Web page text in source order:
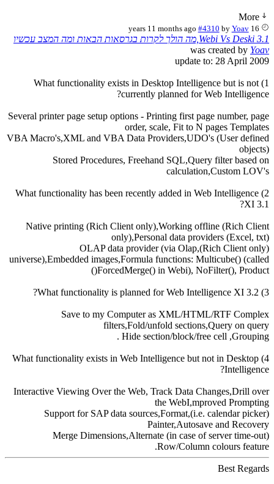
More
16 years 11 months ago
#4310 by Yoav
Webi Vs Deski 3.1,מה הולך לקרות בגרסאות הבאות ומה המצב עכשיו
was created by Yoav
update to: 28 April 2009
1) What functionality exists in Desktop Intelligence but is not
currently planned for Web Intelligence?
Several printer page setup options - Printing first page number, page
order, scale, Fit to N pages Templates
VBA Macro's,XML and VBA Data Providers,UDO's (User defined
objects)
Stored Procedures, Freehand SQL,Query filter based on
calculation,Custom LOV's
2) What functionality has been recently added in Web Intelligence
XI 3.1?
Native printing (Rich Client only),Working offline (Rich Client
only),Personal data providers (Excel, txt)
(Rich Client only),OLAP data provider (via Olap
universe),Embedded images,Formula functions: Multicube() (called
ForcedMerge() in Webi), NoFilter(), Product()
3) What functionality is planned for Web Intelligence XI 3.2?
Save to my Computer as XML/HTML/RTF Complex
filters,Fold/unfold sections,Query on query
Hide section/block/free cell ,Grouping .
4) What functionality exists in Web Intelligence but not in Desktop
Intelligence?
Interactive Viewing Over the Web, Track Data Changes,Drill over
the WebI,mproved Prompting
(i.e. calendar picker),Support for SAP data sources,Format
Painter,Autosave and Recovery
(in case of server time-out) Merge Dimensions,Alternate
Row/Column colours feature.
Best Regards